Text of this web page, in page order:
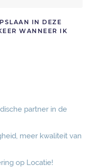
IN DEZE
WANNEER IK
partner in de
meer kwaliteit van
op Locatie!